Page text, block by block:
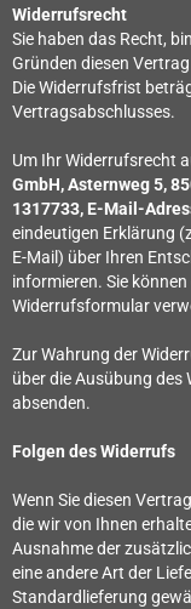
Widerrufsrecht
Sie haben das Recht,
Gründen diesen
Die Widerrufsfrist
Vertragsabschlusses.
Um Ihr Widerrufsrecht
GmbH, Asternweg 5,
1317733, E-Mail-
eindeutigen Erklärung
E-Mail) über Ihren
informieren. Sie
Widerrufsformular
Zur Wahrung der
über die Ausübung
absenden.
Folgen des Widerrufs
Wenn Sie diesen
die wir von Ihnen
Ausnahme der
eine andere Art der
Standardlieferung